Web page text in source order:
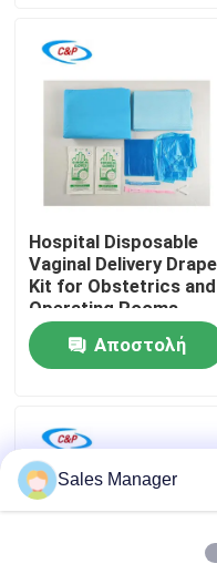
Βίντεο
Εμφάνιση VR
Σχετικά με εμάς
Επισκεψή
Έλεγχος ποιότητας
Ειδήσεις
Hospital Disposable
Vaginal Delivery Drape
Kit for Obstetrics and
Operating Rooms
Αποστολή
Sales Manager